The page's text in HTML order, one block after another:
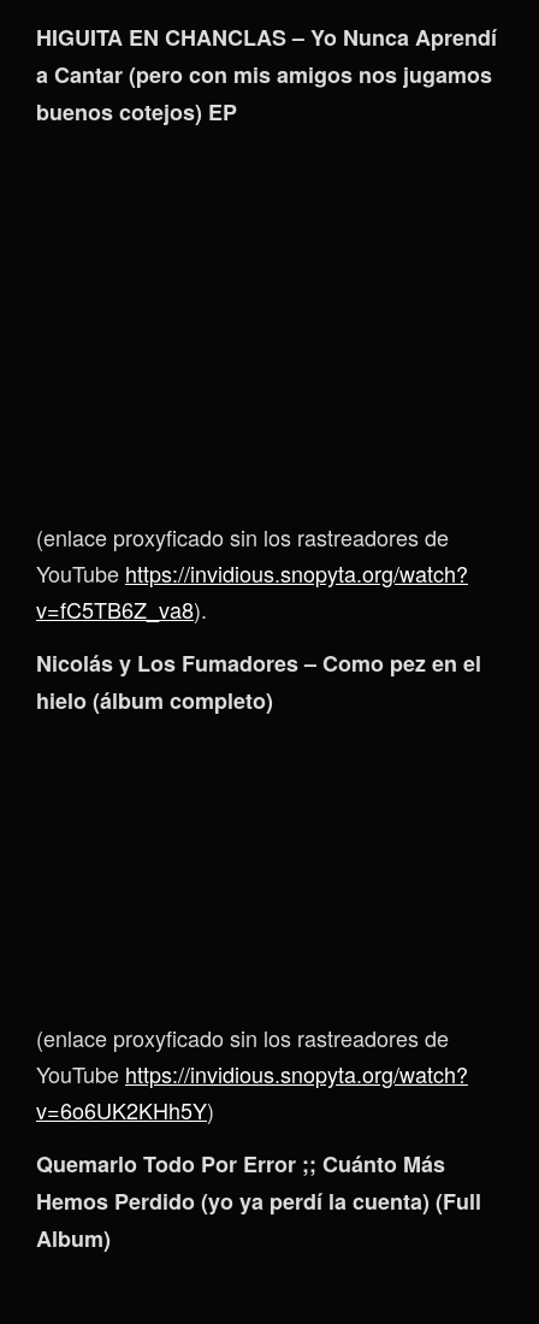
HIGUITA EN CHANCLAS – Yo Nunca Aprendí
a Cantar (pero con mis amigos nos jugamos
buenos cotejos) EP
(enlace proxyficado sin los rastreadores de
YouTube https://invidious.snopyta.org/watch?
v=fC5TB6Z_va8).
Nicolás y Los Fumadores – Como pez en el
hielo (álbum completo)
(enlace proxyficado sin los rastreadores de
YouTube https://invidious.snopyta.org/watch?
v=6o6UK2KHh5Y)
Quemarlo Todo Por Error ;; Cuánto Más
Hemos Perdido (yo ya perdí la cuenta) (Full
Album)